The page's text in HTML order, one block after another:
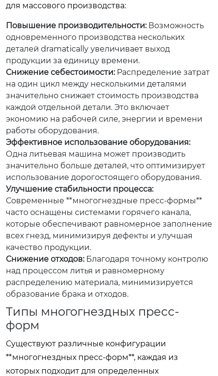
для массового производства:
Повышение производительности:Возможность
одновременного производства нескольких
деталей dramatically увеличивает выход
продукции за единицу времени.
Снижение себестоимости:Распределение затрат
на один цикл между несколькими деталями
значительно снижает стоимость производства
каждой отдельной детали. Это включает
экономию на рабочей силе, энергии и времени
работы оборудования.
Эффективное использование оборудования:
Одна литьевая машина может производить
значительно больше деталей, что оптимизирует
использование дорогостоящего оборудования.
Улучшение стабильности процесса:
Современные **многогнездные пресс-формы**
часто оснащены системами горячего канала,
которые обеспечивают равномерное заполнение
всех гнезд, минимизируя дефекты и улучшая
качество продукции.
Снижение отходов:Благодаря точному контролю
над процессом литья и равномерному
распределению материала, минимизируется
образование брака и отходов.
Типы многогнездных пресс-
форм
Существуют различные конфигурации
**многогнездных пресс-форм**, каждая из
которых подходит для определенных